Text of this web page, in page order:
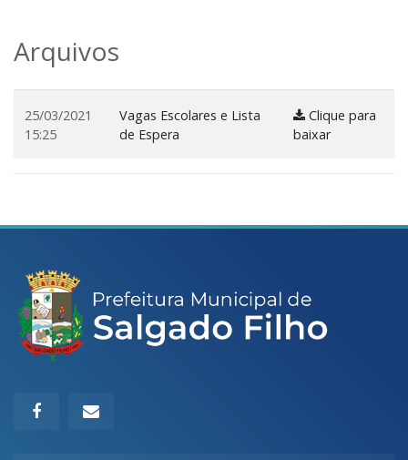
Arquivos
25/03/2021
15:25
Vagas Escolares e Lista
de Espera
Clique para
baixar